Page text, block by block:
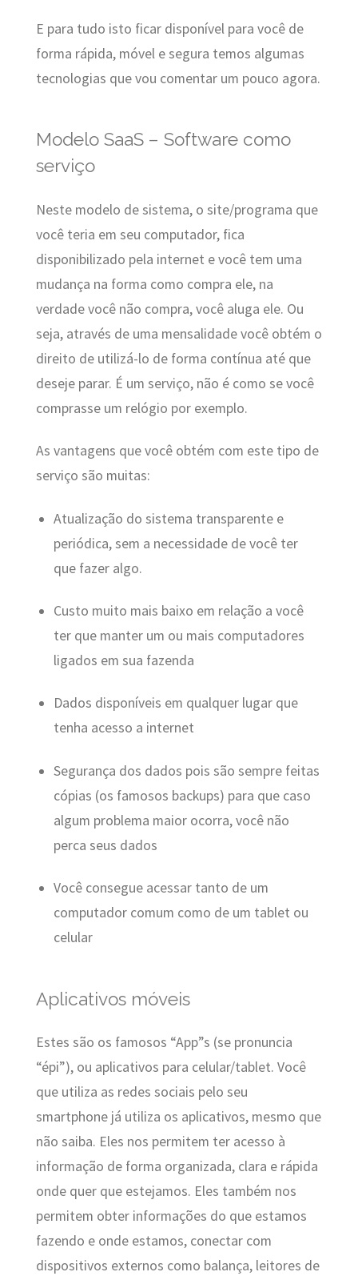
E para tudo isto ficar disponível para você de
forma rápida, móvel e segura temos algumas
tecnologias que vou comentar um pouco agora.
Modelo SaaS – Software como
serviço
Neste modelo de sistema, o site/programa que
você teria em seu computador, fica
disponibilizado pela internet e você tem uma
mudança na forma como compra ele, na
verdade você não compra, você aluga ele. Ou
seja, através de uma mensalidade você obtém o
direito de utilizá-lo de forma contínua até que
deseje parar. É um serviço, não é como se você
comprasse um relógio por exemplo.
As vantagens que você obtém com este tipo de
serviço são muitas:
Atualização do sistema transparente e
periódica, sem a necessidade de você ter
que fazer algo.
Custo muito mais baixo em relação a você
ter que manter um ou mais computadores
ligados em sua fazenda
Dados disponíveis em qualquer lugar que
tenha acesso a internet
Segurança dos dados pois são sempre feitas
cópias (os famosos backups) para que caso
algum problema maior ocorra, você não
perca seus dados
Você consegue acessar tanto de um
computador comum como de um tablet ou
celular
Aplicativos móveis
Estes são os famosos “App”s (se pronuncia
“épi”), ou aplicativos para celular/tablet. Você
que utiliza as redes sociais pelo seu
smartphone já utiliza os aplicativos, mesmo que
não saiba. Eles nos permitem ter acesso à
informação de forma organizada, clara e rápida
onde quer que estejamos. Eles também nos
permitem obter informações do que estamos
fazendo e onde estamos, conectar com
dispositivos externos como balança, leitores de